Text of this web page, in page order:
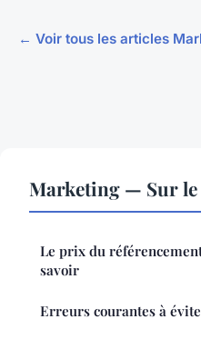
← Voir tous les articles
Marketing — Sur le
Le prix du
savoir
Erreurs courantes à